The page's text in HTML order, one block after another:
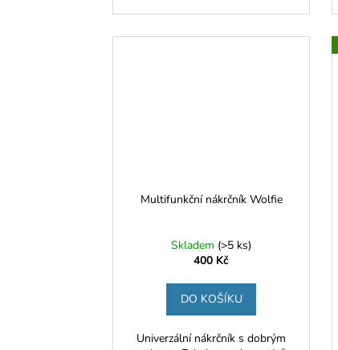
Multifunkční nákrčník Wolfie
Skladem (>5 ks)
400 Kč
DO KOŠÍKU
Univerzální nákrčník s dobrým